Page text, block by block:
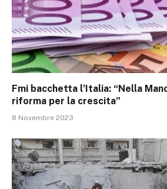
Fmi bacchetta l’Italia: “Nella
riforma per la crescita”
8 Novembre 2023